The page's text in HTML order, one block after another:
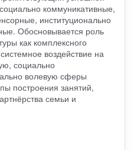
коммуникативные,
институционально
Обосновывается роль
как комплексного
воздействие на
социально
волевую сферы
построения занятий,
семьи и